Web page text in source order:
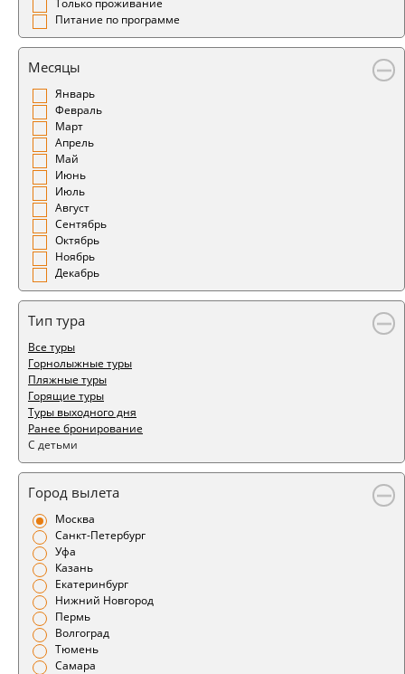
Только проживание
Питание по программе
Месяцы
Январь
Февраль
Март
Апрель
Май
Июнь
Июль
Август
Сентябрь
Октябрь
Ноябрь
Декабрь
Тип тура
Все туры
Горнолыжные туры
Пляжные туры
Горящие туры
Туры выходного дня
Ранее бронирование
С детьми
Город вылета
Москва
Санкт-Петербург
Уфа
Казань
Екатеринбург
Нижний Новгород
Пермь
Волгоград
Тюмень
Самара